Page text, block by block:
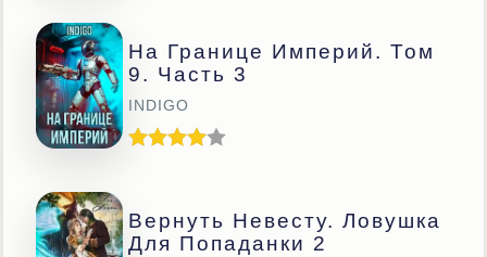
На Границе Империй. Том
9. Часть 3
INDIGO
Вернуть Невесту. Ловушка
Для Попаданки 2